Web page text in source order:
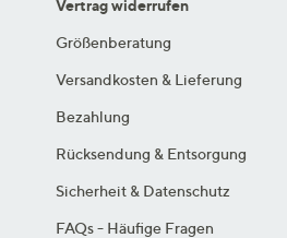
Vertrag widerrufen
Größenberatung
Versandkosten & Lieferung
Bezahlung
Rücksendung & Entsorgung
Sicherheit & Datenschutz
FAQs - Häufige Fragen